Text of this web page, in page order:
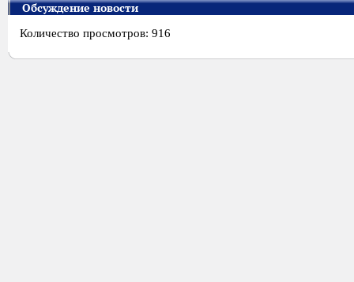
Обсуждение новости
Количество просмотров: 916